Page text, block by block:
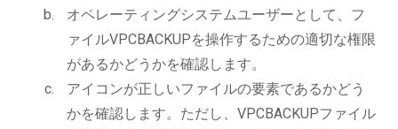
オペレーティングシステムユーザーとして、フ
ァイルVPCBACKUPを操作するための適切な権限
があるかどうかを確認します。
アイコンが正しいファイルの要素であるかどう
かを確認します。ただし、VPCBACKUPファイル